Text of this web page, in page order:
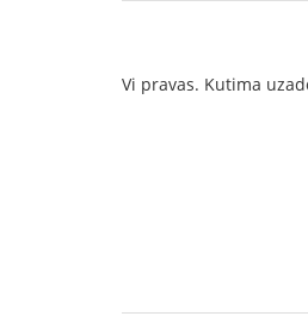
Vi pravas. Kutima